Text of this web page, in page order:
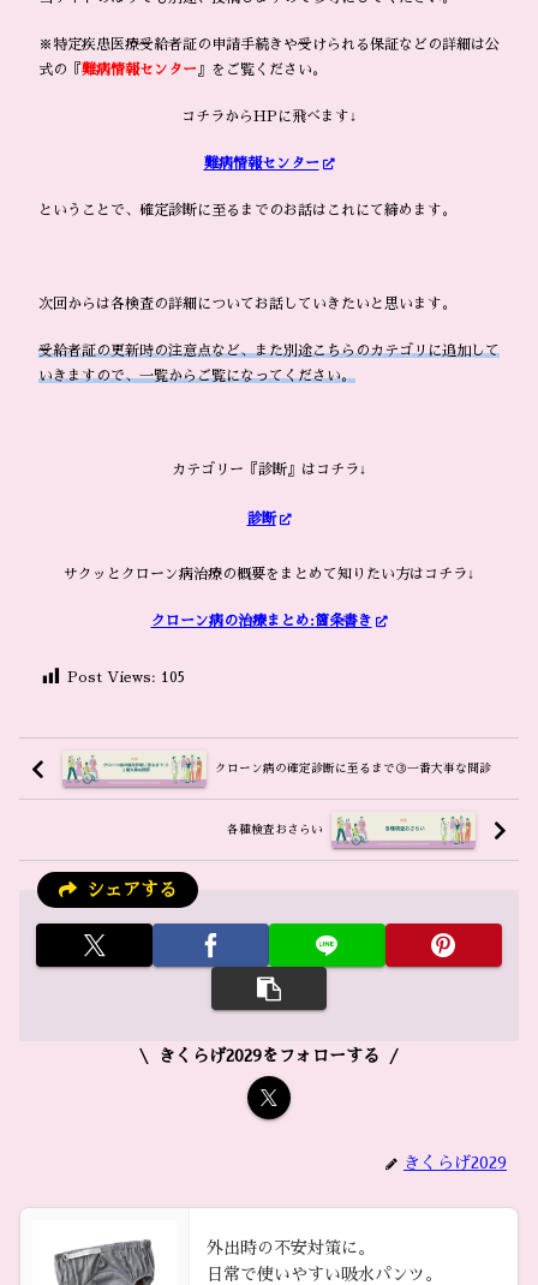
※特定疾患医療受給者証の申請手続きや受けられる保証などの詳細は公
式の『 難病情報センター』をご覧ください。
コチラからHPに飛べます↓
難病情報センター
ということで、確定診断に至るまでのお話はこれにて締めます。
次回からは各検査の詳細についてお話していきたいと思います。
受給者証の更新時の注意点など、また別途こちらのカテゴリに追加して
いきますので、一覧からご覧になってください。
カテゴリー『診断』はコチラ↓
診断
サクッとクローン病治療の概要をまとめて知りたい方はコチラ↓
クローン病の治療まとめ:箇条書き
Post Views: 105
クローン病の確定診断に至るまで③一番大事な問診
各種検査おさらい
シェアする
きくらげ2029をフォローする
きくらげ2029
外出時の不安対策に。
日常で使いやすい吸水パンツ。